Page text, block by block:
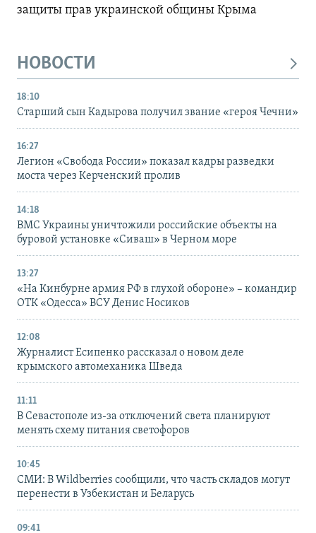
защиты прав украинской общины Крыма
НОВОСТИ
18:10
Старший сын Кадырова получил звание «героя Чечни»
16:27
Легион «Свобода России» показал кадры разведки
моста через Керченский пролив
14:18
ВМС Украины уничтожили российские объекты на
буровой установке «Сиваш» в Черном море
13:27
«На Кинбурне армия РФ в глухой обороне» – командир
ОТК «Одесса» ВСУ Денис Носиков
12:08
Журналист Есипенко рассказал о новом деле
крымского автомеханика Шведа
11:11
В Севастополе из-за отключений света планируют
менять схему питания светофоров
10:45
СМИ: В Wildberries сообщили, что часть складов могут
перенести в Узбекистан и Беларусь
09:41